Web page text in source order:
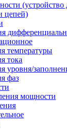
(устройство
цепей)
температуры
тока
уровня/
фаз
мощности